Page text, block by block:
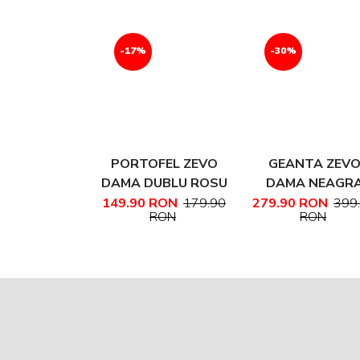
-17%
PORTOFEL ZEVO
DAMA DUBLU ROSU
CU MANER PIELE
NATURALA
149.90 RON 179.90
RON
-30%
GEANTA ZEVO
DAMA
PIELE
TEXTURATA
279.90 RON
RON